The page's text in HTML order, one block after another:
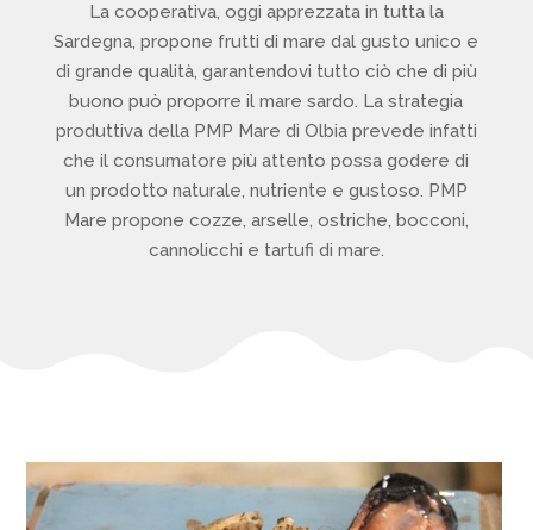
La cooperativa, oggi apprezzata in tutta la
Sardegna, propone frutti di mare dal gusto unico e
di grande qualità, garantendovi tutto ciò che di più
buono può proporre il mare sardo. La strategia
produttiva della PMP Mare di Olbia prevede infatti
che il consumatore più attento possa godere di
un prodotto naturale, nutriente e gustoso. PMP
Mare propone cozze, arselle, ostriche, bocconi,
cannolicchi e tartufi di mare.